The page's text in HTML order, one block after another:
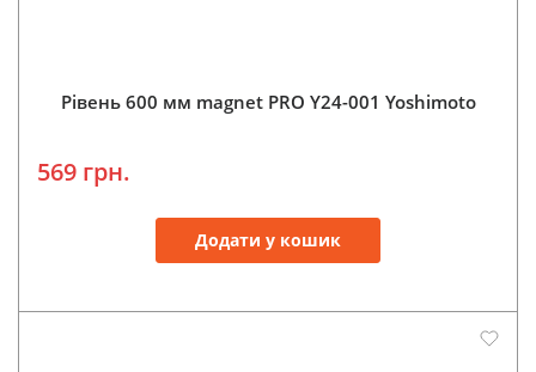
Рівень 600 мм magnet PRO Y24-001 Yoshimoto
569 грн.
Додати у кошик